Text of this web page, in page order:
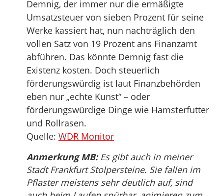
Demnig, der immer nur die ermäßigte
Umsatzsteuer von sieben Prozent für seine
Werke kassiert hat, nun nachträglich den
vollen Satz von 19 Prozent ans Finanzamt
abführen. Das könnte Demnig fast die
Existenz kosten. Doch steuerlich
förderungswürdig ist laut Finanzbehörden
eben nur „echte Kunst“ – oder
förderungswürdige Dinge wie Hamsterfutter
und Rollrasen.
Quelle: WDR Monitor
Anmerkung MB:Es gibt auch in meiner
Stadt Frankfurt Stolpersteine. Sie fallen im
Pflaster meistens sehr deutlich auf, sind